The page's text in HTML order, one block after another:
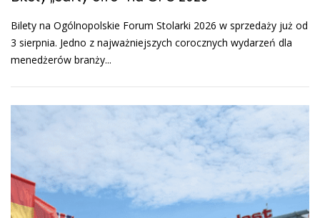
Bilety na Ogólnopolskie Forum Stolarki 2026 w sprzedaży już od
3 sierpnia. Jedno z najważniejszych corocznych wydarzeń dla
menedżerów branży...